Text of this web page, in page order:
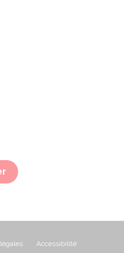
Accessibilité